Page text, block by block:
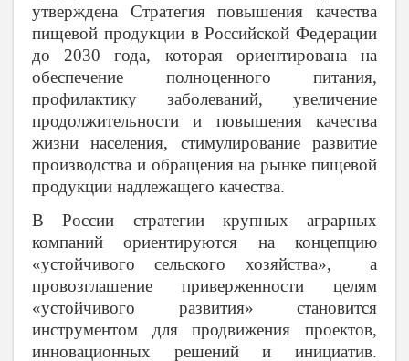
утверждена Стратегия повышения качества
пищевой продукции в Российской Федерации
до 2030 года, которая ориентирована на
обеспечение полноценного питания,
профилактику заболеваний, увеличение
продолжительности и повышения качества
жизни населения, стимулирование развитие
производства и обращения на рынке пищевой
продукции надлежащего качества.
В России стратегии крупных аграрных
компаний ориентируются на концепцию
«устойчивого сельского хозяйства», а
провозглашение приверженности целям
«устойчивого развития» становится
инструментом для продвижения проектов,
инновационных решений и инициатив.